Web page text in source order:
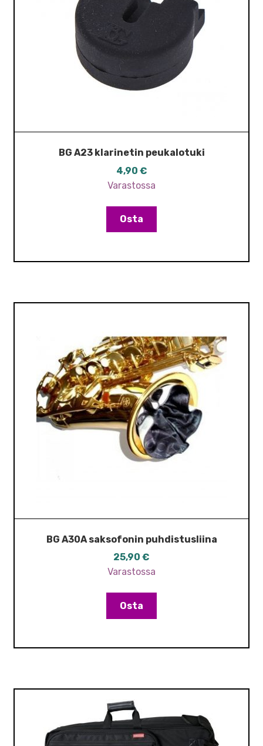
BG A23 klarinetin peukalotuki
4,90 €
Varastossa
Osta
BG A30A saksofonin puhdistusliina
25,90 €
Varastossa
Osta